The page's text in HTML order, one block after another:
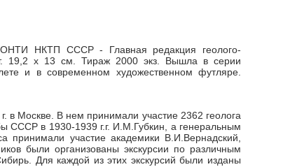
НКТП СССР - Главная редакция геолого-
19,2 х 13 см. Тираж 2000 экз. Вышла в серии
и в современном художественном футляре.
в Москве. В нем принимали участие 2362 геолога
СССР в 1930-1939 г.г. И.М.Губкин, а генеральным
принимали участие академики В.И.Вернадский,
были организованы экскурсии по различным
Для каждой из этих экскурсий были изданы